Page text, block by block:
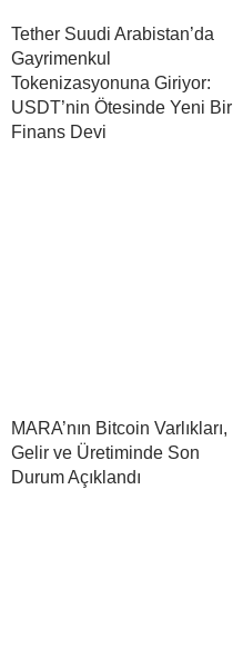
Tether Suudi Arabistan’da
Gayrimenkul
Tokenizasyonuna Giriyor:
USDT’nin Ötesinde Yeni Bir
Finans Devi
MARA’nın Bitcoin Varlıkları,
Gelir ve Üretiminde Son
Durum Açıklandı